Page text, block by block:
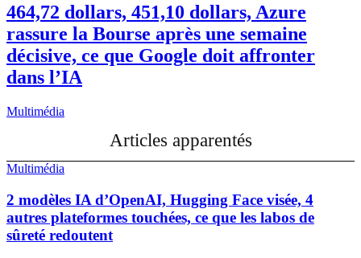
464,72 dollars, 451,10 dollars, Azure
rassure la Bourse après une semaine
décisive, ce que Google doit affronter
dans l’IA
Multimédia
Articles apparentés
Multimédia
2 modèles IA d’OpenAI, Hugging Face visée, 4
autres plateformes touchées, ce que les labos de
sûreté redoutent